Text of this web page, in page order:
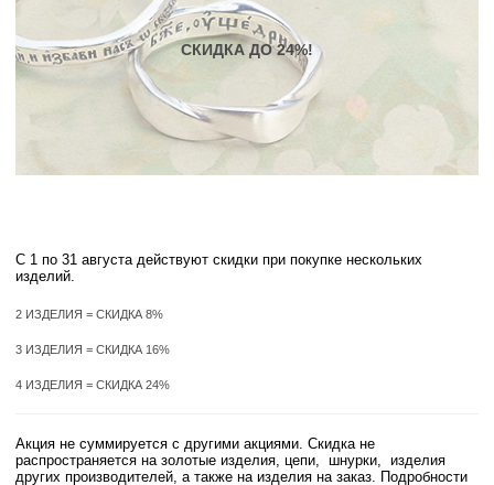
СКИДКА ДО 24%!
С 1 по 31 августа действуют скидки при покупке нескольких
изделий.
2 ИЗДЕЛИЯ = СКИДКА 8%
3 ИЗДЕЛИЯ = СКИДКА 16%
4 ИЗДЕЛИЯ = СКИДКА 24%
Акция не суммируется с другими акциями. Скидка не
распространяется на золотые изделия, цепи, шнурки, изделия
других производителей, а также на изделия на заказ. Подробности